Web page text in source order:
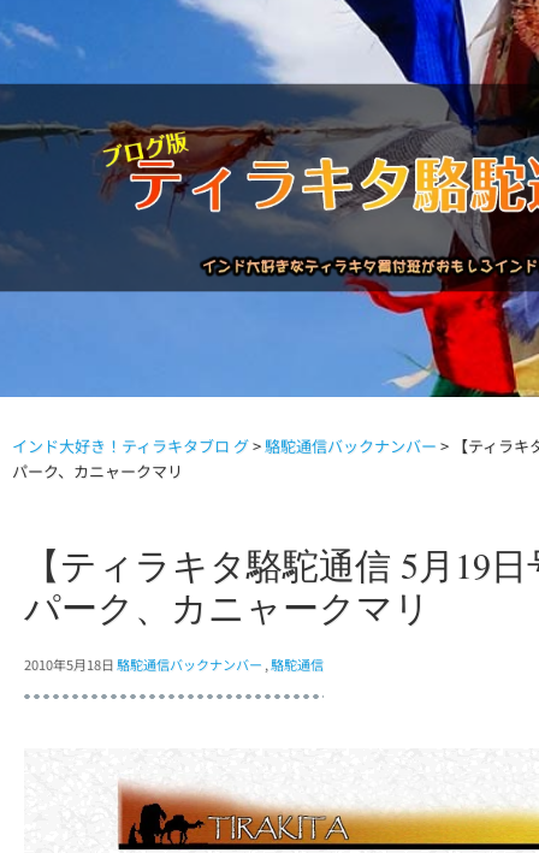
駱駝通信バックナンバー
インド大好き！ティラキタブロ グ>駱駝通信バックナンバー > 【ティラ
パーク、カニャークマリ
【ティラキタ駱駝通信 5月19
パーク、カニャークマリ
2010年5月18日駱駝通信バックナンバー ,駱駝通信